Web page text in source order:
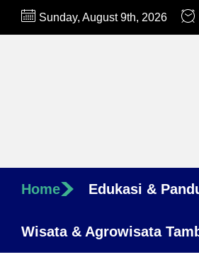
Skip
Sunday, August 9th, 2026
Home Edukasi &
Wisata & Agrowisata